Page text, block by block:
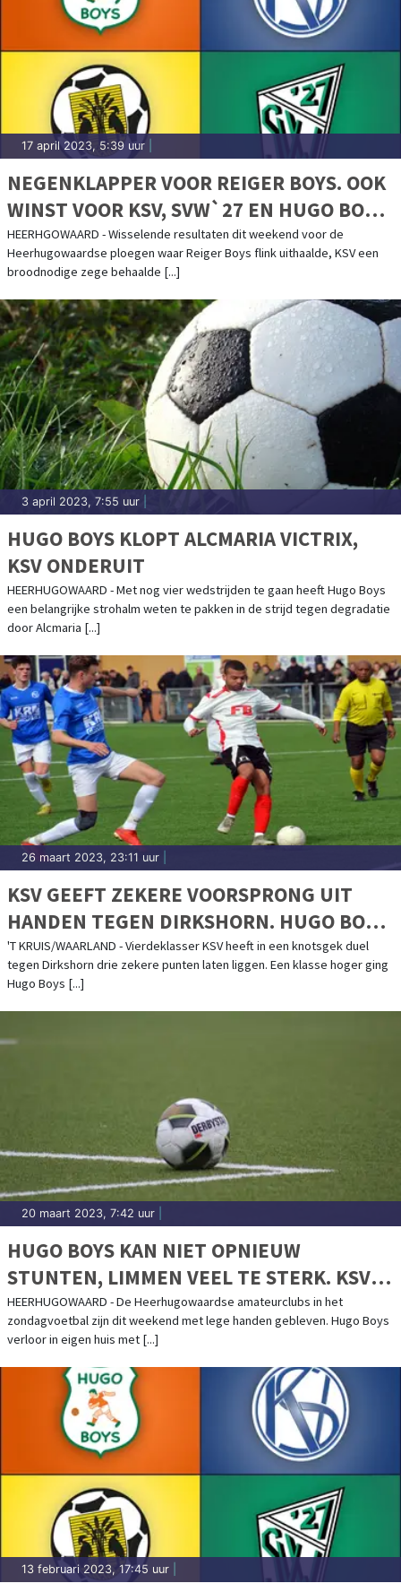
17 april 2023, 5:39 uur
NEGENKLAPPER VOOR REIGER BOYS. OOK
WINST VOOR KSV, SVW`27 EN HUGO BOYS
GELIJK
HEERHGOWAARD - Wisselende resultaten dit weekend voor de
Heerhugowaardse ploegen waar Reiger Boys flink uithaalde, KSV een
broodnodige zege behaalde [...]
3 april 2023, 7:55 uur
HUGO BOYS KLOPT ALCMARIA VICTRIX,
KSV ONDERUIT
HEERHUGOWAARD - Met nog vier wedstrijden te gaan heeft Hugo Boys
een belangrijke strohalm weten te pakken in de strijd tegen degradatie
door Alcmaria [...]
26 maart 2023, 23:11 uur
KSV GEEFT ZEKERE VOORSPRONG UIT
HANDEN TEGEN DIRKSHORN. HUGO BOYS
ONDERUIT BIJ HEKKENSLUITER CON ZELO
'T KRUIS/WAARLAND - Vierdeklasser KSV heeft in een knotsgek duel
tegen Dirkshorn drie zekere punten laten liggen. Een klasse hoger ging
Hugo Boys [...]
20 maart 2023, 7:42 uur
HUGO BOYS KAN NIET OPNIEUW
STUNTEN, LIMMEN VEEL TE STERK. KSV
KRIJGT TEKORT BIJ SINT BOYS
HEERHUGOWAARD - De Heerhugowaardse amateurclubs in het
zondagvoetbal zijn dit weekend met lege handen gebleven. Hugo Boys
verloor in eigen huis met [...]
13 februari 2023, 17:45 uur